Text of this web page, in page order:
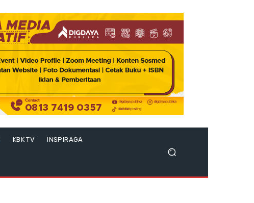
KBK TV INSPIRAGA